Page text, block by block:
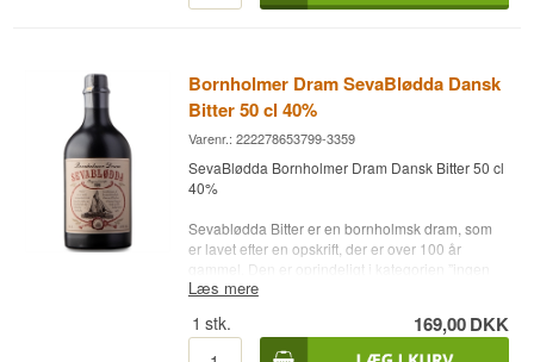
Bornholmer Dram SevaBlødda Dansk
Bitter 50 cl 40%
Varenr.: 222278653799-3359
SevaBlødda Bornholmer Dram Dansk Bitter 50 cl
40%
Sevablødda Bitter er en bornholmsk dram, som
er lavet efter en opskrift, der er over 100 år
gammel. Den er oprindeligt i kategorien ”ingen
opskrift efterladt”. Den har en dejlig krydret smag
tappet i en Retro keramikflaske. Den har en
meget unik og varm smag.
Læs mere
1 stk. 169,00DKK